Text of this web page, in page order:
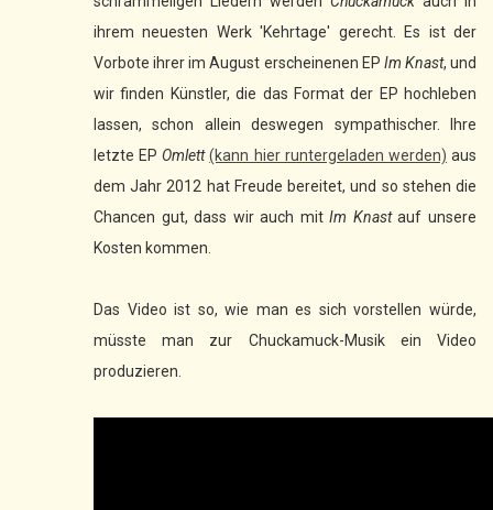
ihrem neuesten Werk 'Kehrtage' gerecht. Es ist der
Vorbote ihrer im August erscheinenen EP Im Knast, und
wir finden Künstler, die das Format der EP hochleben
lassen, schon allein deswegen sympathischer. Ihre
letzte EP Omlett (kann hier runtergeladen werden) aus
dem Jahr 2012 hat Freude bereitet, und so stehen die
Chancen gut, dass wir auch mitIm Knastauf unsere
Kosten kommen.
Das Video ist so, wie man es sich vorstellen würde,
müsste man zur Chuckamuck-Musik ein Video
produzieren.